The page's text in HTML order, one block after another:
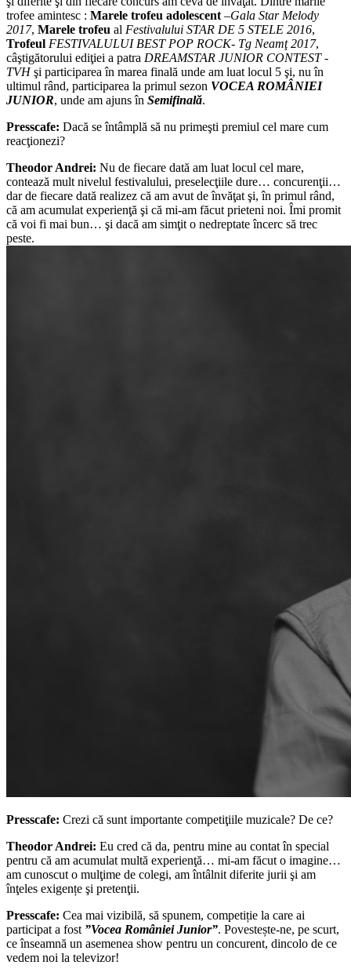
trofee amintesc : Marele trofeu adolescent –Gala Star Melody
2017, Marele trofeu al Festivalului STAR DE 5 STELE 2016,
Trofeul FESTIVALULUI BEST POP ROCK- Tg Neamţ 2017,
câştigătorului ediţiei a patra DREAMSTAR JUNIOR CONTEST -
TVHşi participarea în marea finală unde am luat locul 5 şi, nu în
ultimul rând, participarea la primul sezon VOCEA ROMÂNIEI
JUNIOR, unde am ajuns în Semifinală.
Presscafe: Dacă se întâmplă să nu primeşti premiul cel mare cum
reacţionezi?
Theodor Andrei: Nu de fiecare dată am luat locul cel mare,
contează mult nivelul festivalului, preselecţiile dure… concurenţii…
dar de fiecare dată realizez că am avut de învăţat şi, în primul rând,
că am acumulat experienţă şi că mi-am făcut prieteni noi. Îmi promit
că voi fi mai bun… şi dacă am simţit o nedreptate încerc să trec
peste.
Presscafe: Crezi că sunt importante competiţiile muzicale? De ce?
Theodor Andrei: Eu cred că da, pentru mine au contat în special
pentru că am acumulat multă experienţă… mi-am făcut o imagine…
am cunoscut o mulţime de colegi, am întâlnit diferite jurii şi am
înţeles exigențe şi pretenţii.
Presscafe: Cea mai vizibilă, să spunem, competiție la care ai
participat a fost ”Vocea României Junior”. Povestește-ne, pe scurt,
ce înseamnă un asemenea show pentru un concurent, dincolo de ce
vedem noi la televizor!